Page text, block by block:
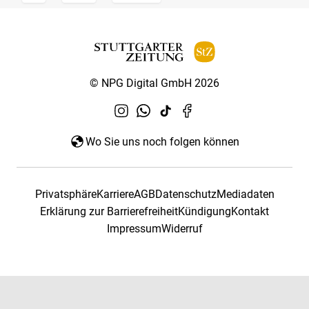
© NPG Digital GmbH 2026
Wo Sie uns noch folgen können
PrivatsphäreKarriereAGBDatenschutzMediadaten
Erklärung zur BarrierefreiheitKündigungKontakt
ImpressumWiderruf